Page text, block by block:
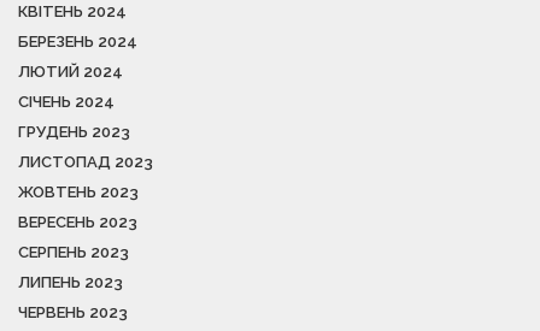
КВІТЕНЬ 2024
БЕРЕЗЕНЬ 2024
ЛЮТИЙ 2024
СІЧЕНЬ 2024
ГРУДЕНЬ 2023
ЛИСТОПАД 2023
ЖОВТЕНЬ 2023
ВЕРЕСЕНЬ 2023
СЕРПЕНЬ 2023
ЛИПЕНЬ 2023
ЧЕРВЕНЬ 2023